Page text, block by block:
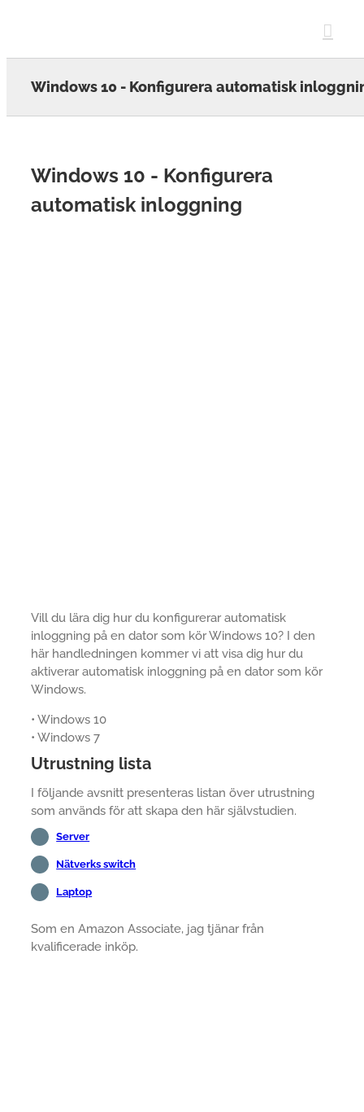
Windows 10 - Konfigurera automatisk
Windows 10 - Konfigurera
automatisk inloggning
Vill du lära dig hur du konfigurerar automatisk
inloggning på en dator som kör Windows 10? I den
här handledningen kommer vi att visa dig hur du
aktiverar automatisk inloggning på en dator som kör
Windows.
• Windows 10
• Windows 7
Utrustning lista
I följande avsnitt presenteras listan över utrustning
som används för att skapa den här självstudien.
Server
Nätverks switch
Laptop
Som en Amazon Associate, jag tjänar från
kvalificerade inköp.